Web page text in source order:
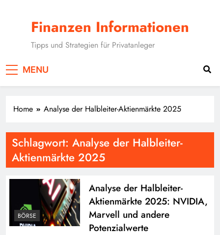
Finanzen Informationen
Tipps und Strategien für Privatanleger
MENU
Home Analyse der Halbleiter-Aktienmärkte 2025
Schlagwort: Analyse der Halbleiter-
Aktienmärkte 2025
BÖRSE
Analyse der Halbleiter-
Aktienmärkte 2025: NVIDIA,
Marvell und andere
Potenzialwerte